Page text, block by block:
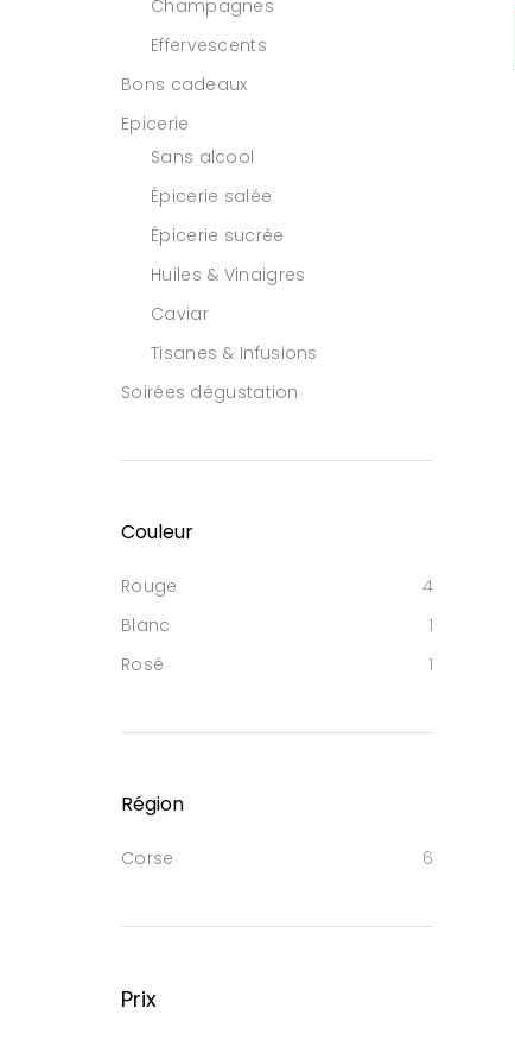
Champagnes
Effervescents
Bons cadeaux
Epicerie
Sans alcool
Épicerie salée
Épicerie sucrée
Huiles & Vinaigres
Caviar
Tisanes & Infusions
Soirées dégustation
Couleur
Rouge
4
Blanc
1
Rosé
1
Région
Corse 6
Prix